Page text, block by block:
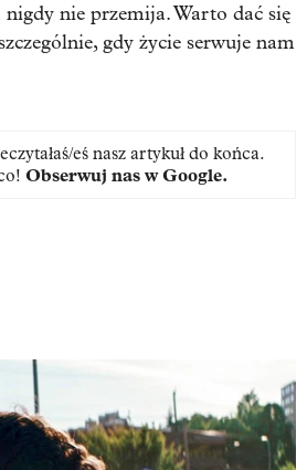
nie przemija. Warto dać się
gdy życie serwuje nam
eś nasz artykuł do końca.
Obserwuj nas w Google.